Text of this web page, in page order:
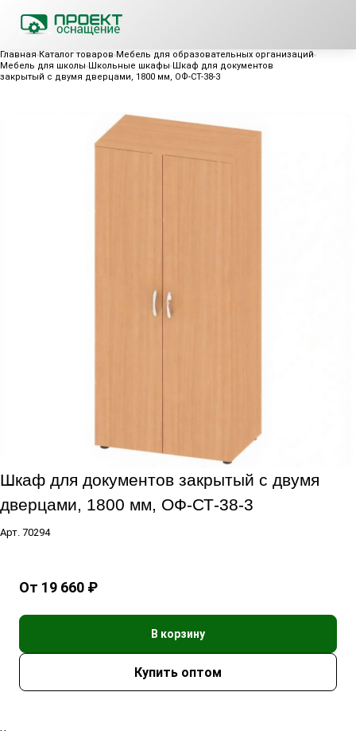
Главная Каталог товаров Мебель для образовательных организаций
Мебель для школы Школьные шкафы Шкаф для документов
закрытый с двумя дверцами, 1800 мм, ОФ-СТ-38-3
Шкаф для документов закрытый с двумя
дверцами, 1800 мм, ОФ-СТ-38-3
Арт. 70294
От 19 660 ₽
В корзину